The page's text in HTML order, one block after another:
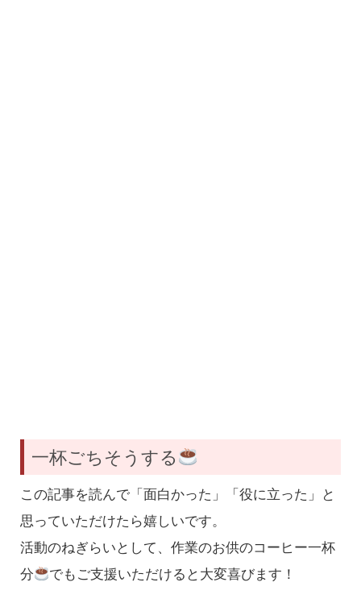
一杯ごちそうする
この記事を読んで「面白かった」「役に立った」と
思っていただけたら嬉しいです。
活動のねぎらいとして、作業のお供のコーヒー一杯
分
でもご支援いただけると大変喜びます！